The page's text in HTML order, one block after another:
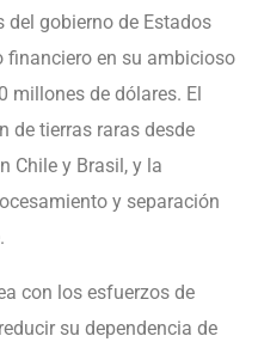
gobierno de Estados
financiero en su ambicioso
millones de dólares. El
de tierras raras desde
Chile y Brasil, y la
y separación
con los esfuerzos de
su dependencia de